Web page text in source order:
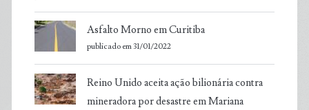
Asfalto Morno em Curitiba
publicado em 31/01/2022
Reino Unido aceita ação bilionária contra
mineradora por desastre em Mariana